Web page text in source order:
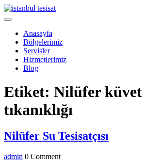
Skip
to
Open
Anasayfa
Bölgelerimiz
Servisler
Hizmetlerimiz
Blog
Menu
Etiket: Nilüfer küvet
tıkanıklığı
Nilüfer Su Tesisatçısı
admin admin
0 Comment